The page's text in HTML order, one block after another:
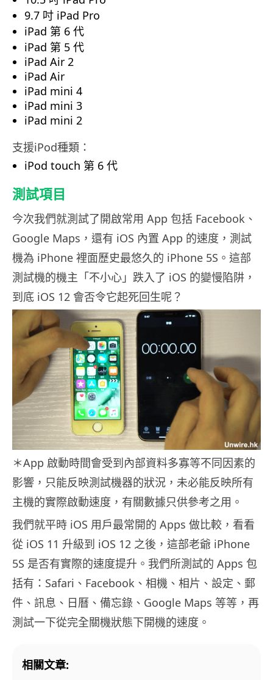
9.7 吋 iPad Pro
iPad 第 6 代
iPad 第 5 代
iPad Air 2
iPad Air
iPad mini 4
iPad mini 3
iPad mini 2
支援iPod種類：
iPod touch 第 6 代
測試項目
今次我們就測試了開啟常用 App 包括 Facebook、
Google Maps，還有 iOS 內置 App 的速度，測試
機為 iPhone 裡面歷史最悠久的 iPhone 5S。這部
測試機的機主「不小心」跌入了 iOS 的變慢陷阱，
到底 iOS 12 會否令它起死回生呢？
＊App 啟動時間會受到內部資料多寡等不同因素的
影響，只能反映測試機器的狀況，未必能反映所有
主機的實際啟動速度，有關數據只供參考之用。
我們就平時 iOS 用戶最常開的 Apps 做比較，看看
從 iOS 11 升級到 iOS 12 之後，這部老爺 iPhone
5S 是否有實際的速度提升。我們所測試的 Apps 包
括有：Safari、Facebook、相機、相片、設定、郵
件、訊息、日曆、備忘錄、Google Maps 等等，再
測試一下從完全關機狀態下開機的速度。
相關文章: